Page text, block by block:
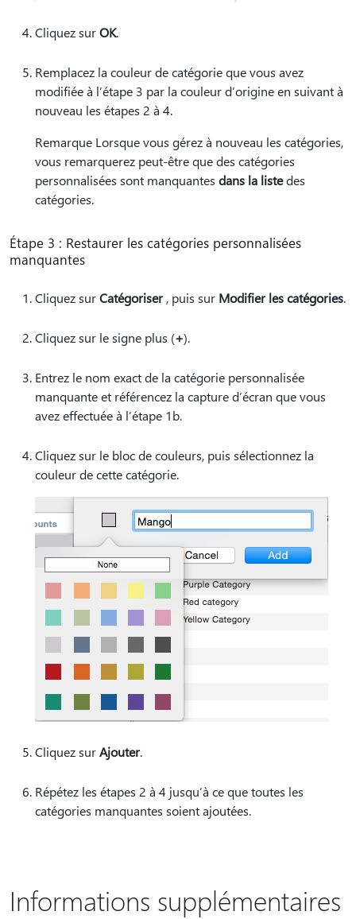
Cliquez surOK.
Remplacez la couleur de catégorie que vous avez
modifiée à l’étape 3 par la couleur d’origine en suivant à
nouveau les étapes 2 à 4.
Remarque Lorsque vous gérez à nouveau les catégories,
vous remarquerez peut-être que des catégories
personnalisées sont manquantes dans la listedes
catégories.
Étape 3 : Restaurer les catégories personnalisées
manquantes
Cliquez surCatégoriser, puis sur Modifier les catégories.
Cliquez sur le signe plus (+).
Entrez le nom exact de la catégorie personnalisée
manquante et référencez la capture d’écran que vous
avez effectuée à l’étape 1b.
Cliquez sur le bloc de couleurs, puis sélectionnez la
couleur de cette catégorie.
Cliquez surAjouter.
Répétez les étapes 2 à 4 jusqu’à ce que toutes les
catégories manquantes soient ajoutées.
Informations supplémentaires